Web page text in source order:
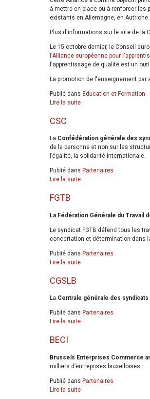
à mettre en place ou à renforcer les
existants en Allemagne, en
Plus d'informations sur le site de la
Le 15 octobre dernier, le Conseil
l'Alliance européenne pour
l'apprentissage de qualité est un
La promotion de l'enseignement
Publié dans Education et Formation
Lire la suite
CSC
La Confédération générale des
de la personne et non sur les
l’égalité, la solidarité internationale.
Publié dans Partenaires
Lire la suite
FGTB
La Fédération Générale du Travail
Le syndicat FGTB défend tous les
concertation et détermination dans
Publié dans Partenaires
Lire la suite
CGSLB
La Centrale générale des
Publié dans Partenaires
Lire la suite
BECI
Brussels Enterprises Commerce
milliers d’entreprises bruxelloises.
Publié dans Partenaires
Lire la suite